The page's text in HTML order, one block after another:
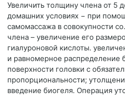
Увеличить толщину члена от 5
домашних условиях − при
самомассажа в совокупности
члена – увеличение его
гиалуроновой кислоты.
и равномерное распределение
поверхности головки с
пропорциональности;
введение биогеля. Операция